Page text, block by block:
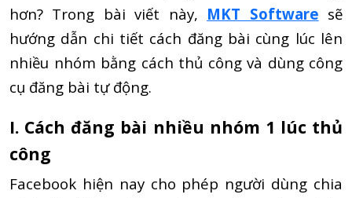
hơn? Trong bài viết này, MKT Software sẽ
hướng dẫn chi tiết cách đăng bài cùng lúc lên
nhiều nhóm bằng cách thủ công và dùng công
cụ đăng bài tự động.
I. Cách đăng bài nhiều nhóm 1 lúc thủ
công
Facebook hiện nay cho phép người dùng chia